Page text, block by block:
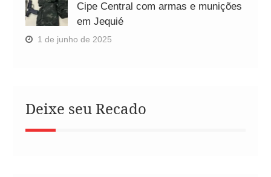
Cipe Central com armas e munições
em Jequié
1 de junho de 2025
Deixe seu Recado